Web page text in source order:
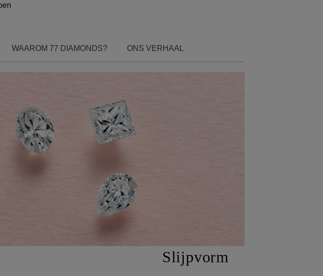
WAAROM 77 DIAMONDS? ONS VERHAAL
Slijpvorm